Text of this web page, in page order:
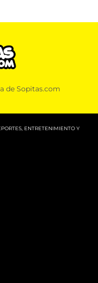
de Sopitas.com
ENTRETENIMIENTO Y